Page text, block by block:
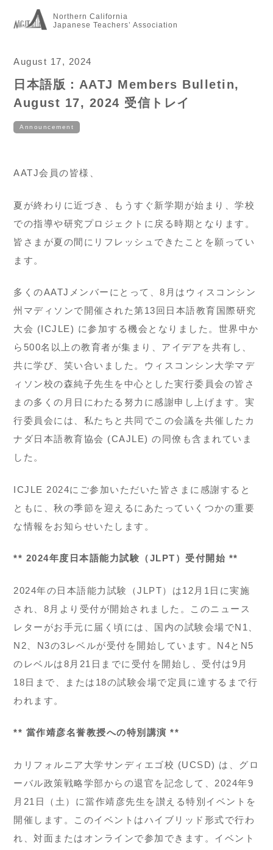
Northern California
Japanese Teachers’ Association
August 17, 2024
日本語版：AATJ Members Bulletin,
August 17, 2024 受信トレイ
Announcement
AATJ会員の皆様、
夏が終わりに近づき、もうすぐ新学期が始まり、学校
での指導や研究プロジェクトに戻る時期となります。
皆さまが夏の間にリフレッシュできたことを願ってい
ます。
多くのAATJメンバーにとって、8月はウィスコンシン
州マディソンで開催された第13回日本語教育国際研究
大会 (ICJLE) に参加する機会となりました。世界中か
ら500名以上の教育者が集まり、アイデアを共有し、
共に学び、笑い合いました。ウィスコンシン大学マデ
ィソン校の森純子先生を中心とした実行委員会の皆さ
まの多くの月日にわたる努力に感謝申し上げます。実
行委員会には、私たちと共同でこの会議を共催したカ
ナダ日本語教育協会 (CAJLE) の同僚も含まれていま
した。
ICJLE 2024にご参加いただいた皆さまに感謝すると
ともに、秋の季節を迎えるにあたっていくつかの重要
な情報をお知らせいたします。
** 2024年度日本語能力試験（JLPT）受付開始 **
2024年の日本語能力試験（JLPT）は12月1日に実施
され、8月より受付が開始されました。このニュース
レターがお手元に届く頃には、国内の試験会場でN1、
N2、N3の3レベルが受付を開始しています。N4とN5
のレベルは8月21日までに受付を開始し、受付は9月
18日まで、または18の試験会場で定員に達するまで行
われます。
** 當作靖彦名誉教授への特別講演 **
カリフォルニア大学サンディエゴ校 (UCSD) は、グロ
ーバル政策戦略学部からの退官を記念して、2024年9
月21日（土）に當作靖彦先生を讃える特別イベントを
開催します。このイベントはハイブリッド形式で行わ
れ、対面またはオンラインで参加できます。イベント